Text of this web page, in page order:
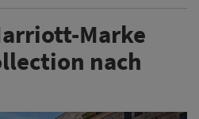
Marke
nach